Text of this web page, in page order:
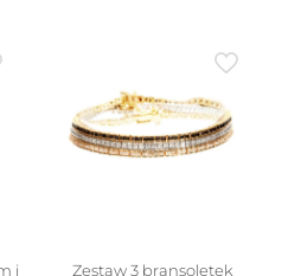
i
Zestaw 3 bransoletek